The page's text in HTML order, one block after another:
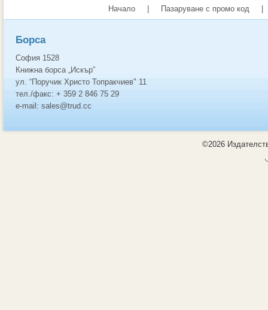
Начало Пазаруване с промо код
Борса
София 1528
Книжна борса „Искър”
ул. “Поручик Христо Топракчиев" 11
тел./факс: + 359 2 846 75 29
e-mail: sales@trud.cc
©2026